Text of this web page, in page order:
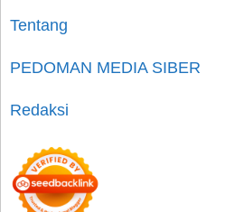
Tentang
PEDOMAN MEDIA SIBER
Redaksi